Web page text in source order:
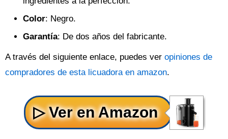
Color: Negro.
Garantía: De dos años del fabricante.
A través del siguiente enlace, puedes ver opiniones de
compradores de esta licuadora en amazon.